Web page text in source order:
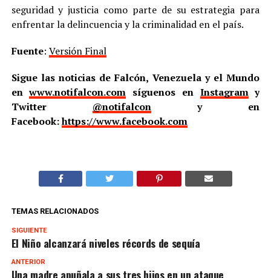
seguridad y justicia como parte de su estrategia para
enfrentar la delincuencia y la criminalidad en el país.
Fuente: Versión Final
Sigue las noticias de Falcón, Venezuela y el Mundo
enwww.notifalcon.com síguenos en Instagramy
Twitter @notifalcony en
Facebook:https://www.facebook.com
TEMAS RELACIONADOS
SIGUIENTE
El Niño alcanzará niveles récords de sequía
ANTERIOR
Una madre apuñala a sus tres hijos en un ataque